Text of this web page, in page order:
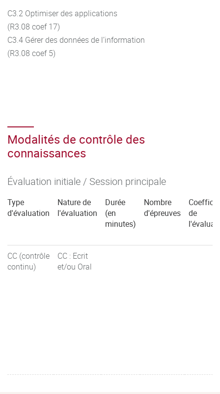
C3.2 Optimiser des applications
(R3.08 coef 17)
C3.4 Gérer des données de l’information
(R3.08 coef 5)
Modalités de contrôle des
connaissances
Évaluation initiale / Session principale
Type
d'évaluation
Nature de
l'évaluation
Durée
(en
minutes)
Nombre
d'épreuves
de
CC (contrôle
continu)
CC : Ecrit
et/ou Oral